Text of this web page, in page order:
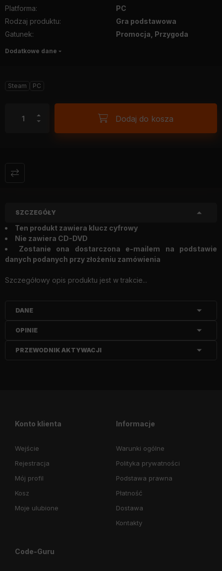
Platforma:
PC
Rodzaj produktu:
Gra podstawowa
Gatunek: Promocja, Przygoda
Dodatkowe dane
Steam PC
Dodaj do kosza
SZCZEGÓŁY
Ten produkt zawiera klucz cyfrowy
Nie zawiera CD-DVD
Zostanie ona dostarczona e-mailem na podstawie
danych podanych przy złożeniu zamówienia
Szczegółowy opis produktu jest w trakcie...
DANE
OPINIE
PRZEWODNIK AKTYWACJI
Konto klienta
Wejście
Rejestracja
Mój profil
Kosz
Moje ulubione
Informacje
Warunki ogólne
Polityka prywatności
Podstawa prawna
Płatność
Dostawa
Kontakty
Code-Guru